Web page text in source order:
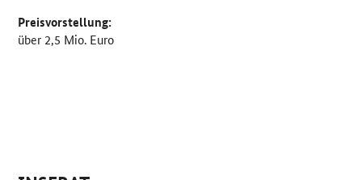
Preisvorstellung:
über 2,5 Mio. Euro